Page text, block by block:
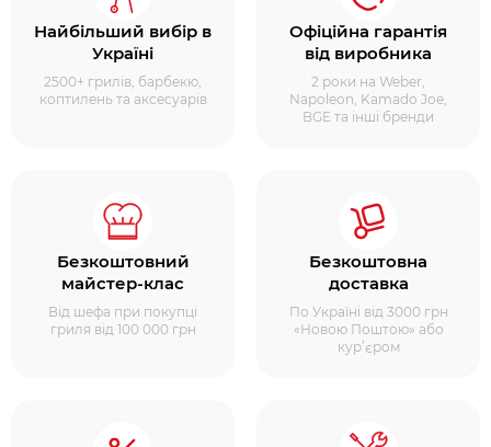
Найбільший вибір в
Україні
2500+ грилів, барбекю,
коптилень та аксесуарів
Офіційна гарантія
від виробника
2 роки на Weber,
Napoleon, Kamado Joe,
BGE та інші бренди
Безкоштовний
майстер-клас
Від шефа при покупці
гриля від 100 000 грн
Безкоштовна
доставка
По Україні від 3000 грн
«Новою Поштою» або
кур’єром